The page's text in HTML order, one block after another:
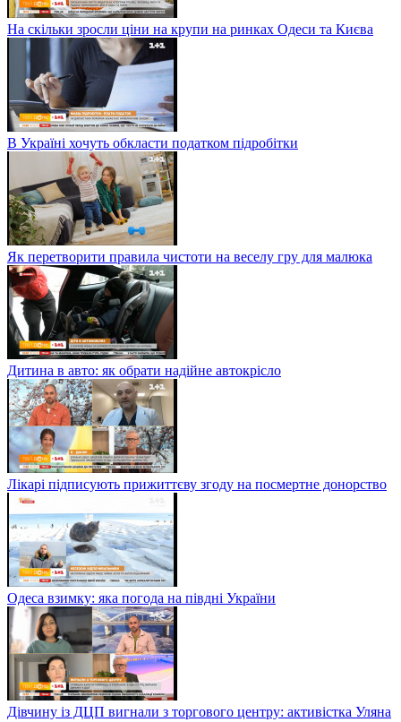
На скільки зросли ціни на крупи на ринках Одеси та Києва
В Україні хочуть обкласти податком підробітки
Як перетворити правила чистоти на веселу гру для малюка
Дитина в авто: як обрати надійне автокрісло
Лікарі підписують прижиттєву згоду на посмертне донорство
Одеса взимку: яка погода на півдні України
Дівчину із ДЦП вигнали з торгового центру: активістка Уляна